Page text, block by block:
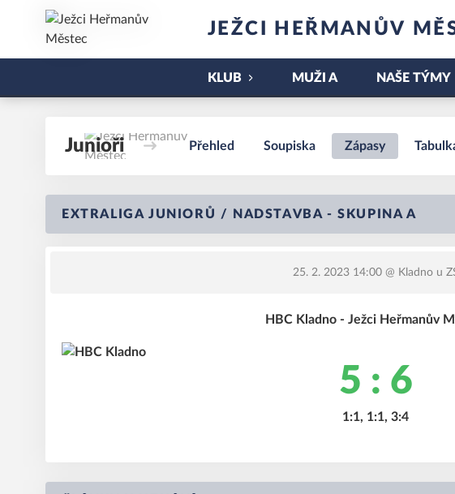
JEŽCI HEŘMANŮV
KLUB MUŽI A NAŠE TÝMY
Junioři Přehled Soupiska Zápasy
EXTRALIGA JUNIORŮ / NADSTAVBA - SKUPINA A
25. 2. 2023 14:00@ Kladno u
HBC Kladno - Ježci Heřmanův
5 : 6
1:1, 1:1, 3:4